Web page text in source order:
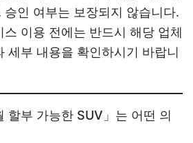
인 여부는 보장되지 않습니다.
이용 전에는 반드시 해당 업체
세부 내용을 확인하시기 바랍니
할부 가능한 SUV」는 어떤 의